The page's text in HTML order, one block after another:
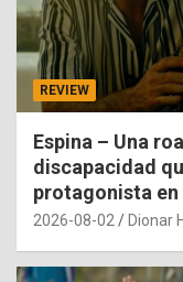
REVIEW
Espina – Una
discapacidad
protagonista
2026-08-02 Dionar